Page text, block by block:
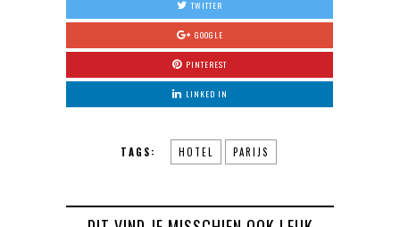
TWITTER
GOOGLE
PINTEREST
LINKED IN
TAGS: HOTEL PARIJS